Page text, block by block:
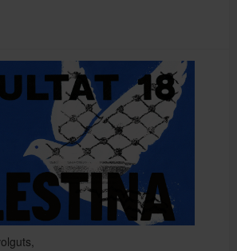
i ajuts
Directori
Español